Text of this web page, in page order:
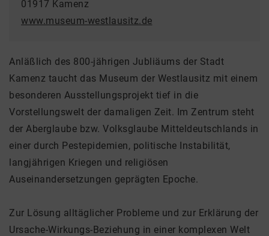
01917 Kamenz
www.museum-westlausitz.de
Anläßlich des 800-jährigen Jubliäums der Stadt
Kamenz taucht das Museum der Westlausitz mit einem
besonderen Ausstellungsprojekt tief in die
Vorstellungswelt der damaligen Zeit. Im Zentrum steht
der Aberglaube bzw. Volksglaube Mitteldeutschlands in
einer durch Pestepidemien, politische Instabilität,
langjährigen Kriegen und religiösen
Auseinandersetzungen geprägten Epoche.
Zur Lösung alltäglicher Probleme und zur Erklärung der
Ursache-Wirkungs-Beziehung in einer komplexen Welt